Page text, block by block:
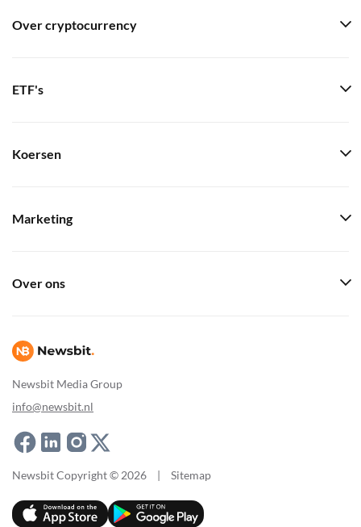
Newsbit Media Group
info@newsbit.nl
Over cryptocurrency
ETF's
Koersen
Marketing
Over ons
Newsbit Copyright © 2026 | Sitemap